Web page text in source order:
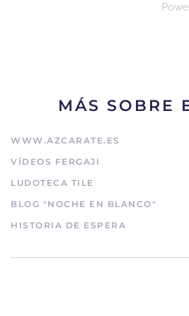
MÁS SOBRE
WWW.AZCARATE.ES
VÍDEOS FERGAJI
LUDOTECA TILE
BLOG "NOCHE EN BLANCO"
HISTORIA DE ESPERA